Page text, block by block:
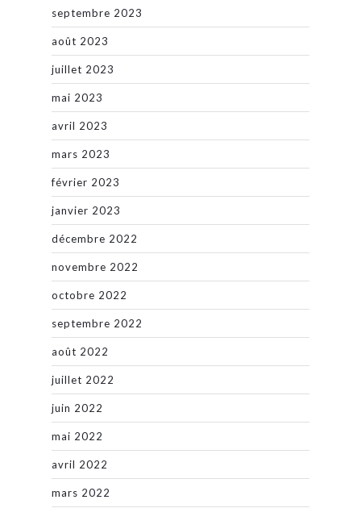
septembre 2023
août 2023
juillet 2023
mai 2023
avril 2023
mars 2023
février 2023
janvier 2023
décembre 2022
novembre 2022
octobre 2022
septembre 2022
août 2022
juillet 2022
juin 2022
mai 2022
avril 2022
mars 2022